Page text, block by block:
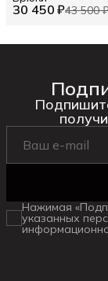
30 450 ₽43 500 ₽
Нажимая
указанных